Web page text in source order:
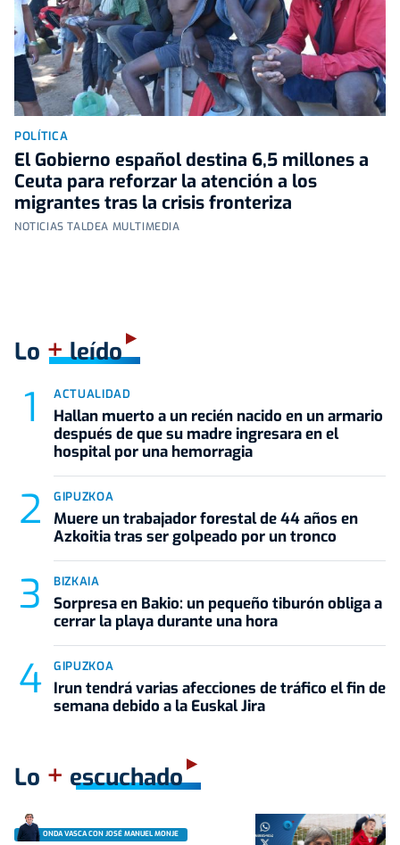
POLÍTICA
El Gobierno español destina 6,5 millones a
Ceuta para reforzar la atención a los
migrantes tras la crisis fronteriza
NOTICIAS TALDEA MULTIMEDIA
Lo +leído
ACTUALIDAD
Hallan muerto a un recién nacido en un armario
después de que su madre ingresara en el
hospital por una hemorragia
GIPUZKOA
Muere un trabajador forestal de 44 años en
Azkoitia tras ser golpeado por un tronco
BIZKAIA
Sorpresa en Bakio: un pequeño tiburón obliga a
cerrar la playa durante una hora
GIPUZKOA
Irun tendrá varias afecciones de tráfico el fin de
semana debido a la Euskal Jira
Lo + escuchado
ONDA VASCA CON JOSÉ MANUEL MONJE